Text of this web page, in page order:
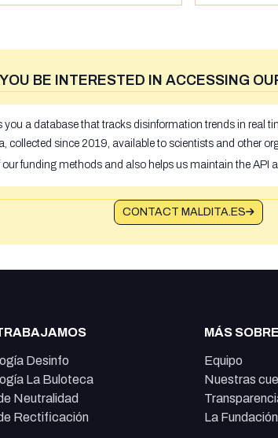
BE INTERESTED IN ACCESSING
you a database that tracks disinformation trends in real
collected since 2019, available to scientists and other
funding methods and also helps us maintain the API
CONTACT MALDITA.ES
Desinfo
La Buloteca
Neutralidad
Rectificación
MÁS
Equipo
Nuestras
La Fundación